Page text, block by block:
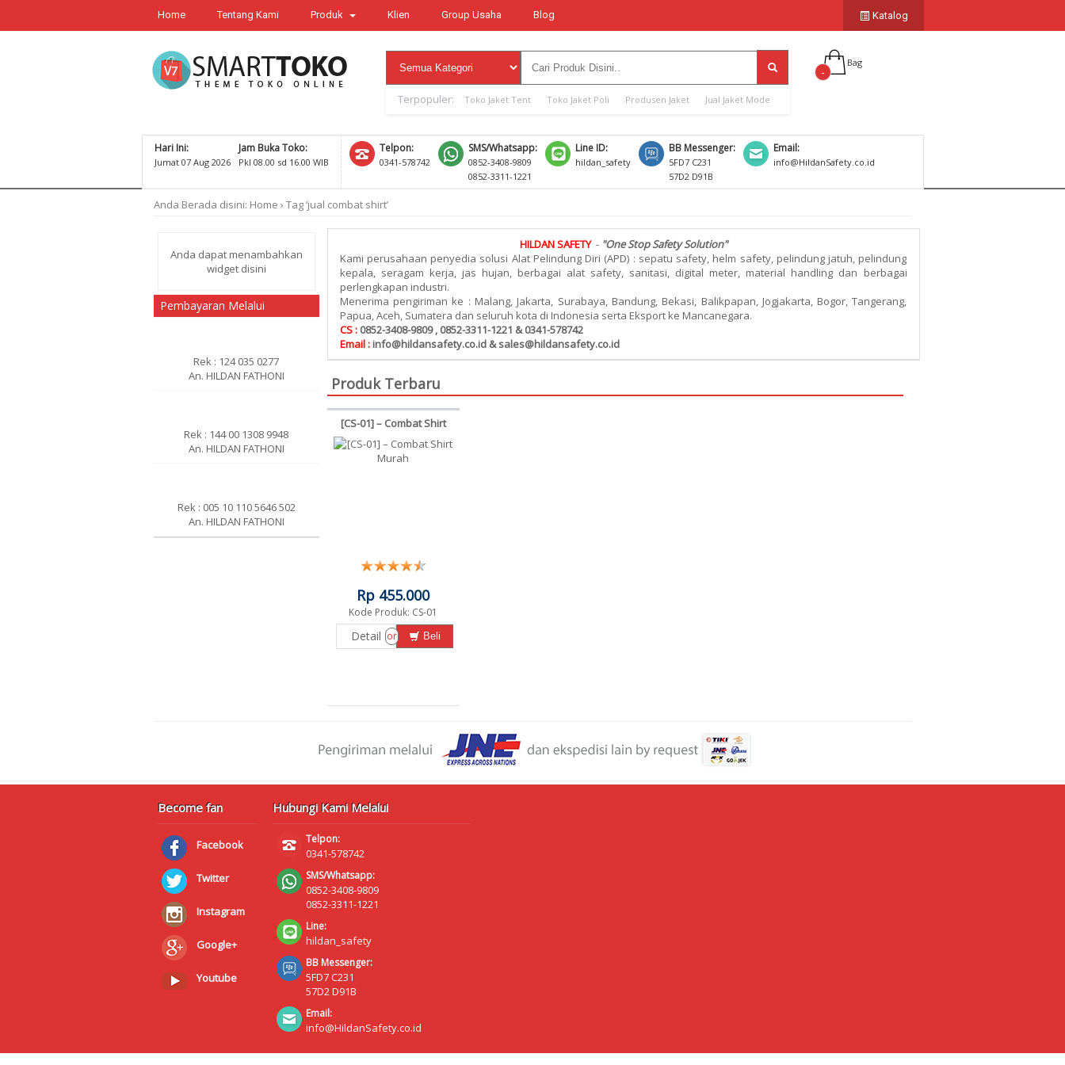
Home Tentang Kami Produk Klien Group Usaha Blog Katalog
Terpopuler: Toko Jaket Tent Toko Jaket Poli Produsen Jaket Jual Jaket Mode
-
Bag
Hari Ini:
Jumat 07 Aug 2026
Jam Buka Toko:
Pkl 08.00 sd 16.00 WIB
Telpon:
0341-578742
SMS/Whatsapp:
0852-3408-9809
0852-3311-1221
Line ID:
hildan_safety
BB Messenger:
5FD7 C231
57D2 D91B
Email:
info@HildanSafety.co.id
Anda Berada disini: Home › Tag ‘jual combat shirt’
Anda dapat menambahkan
widget disini
Pembayaran Melalui
Rek : 124 035 0277
An. HILDAN FATHONI
Rek : 144 00 1308 9948
An. HILDAN FATHONI
Rek : 005 10 110 5646 502
An. HILDAN FATHONI
HILDAN SAFETY- "One Stop Safety Solution"
Kami perusahaan penyedia solusi Alat Pelindung Diri (APD) : sepatu safety, helm safety, pelindung jatuh, pelindung
kepala, seragam kerja, jas hujan, berbagai alat safety, sanitasi, digital meter, material handling dan berbagai
perlengkapan industri.
Menerima pengiriman ke : Malang, Jakarta, Surabaya, Bandung, Bekasi, Balikpapan, Jogjakarta, Bogor, Tangerang,
Papua, Aceh, Sumatera dan seluruh kota di Indonesia serta Eksport ke Mancanegara.
CS :0852-3408-9809 , 0852-3311-1221 & 0341-578742
Email :info@hildansafety.co.id & sales@hildansafety.co.id
Produk Terbaru
[CS-01] – Combat Shirt
Murah
Rp 455.000
Kode Produk: CS-01
Detail or Beli
Become fan
Facebook
Twitter
Instagram
Google+
Youtube
Hubungi Kami Melalui
Telpon:
0341-578742
SMS/Whatsapp:
0852-3408-9809
0852-3311-1221
Line:
hildan_safety
BB Messenger:
5FD7 C231
57D2 D91B
Email:
info@HildanSafety.co.id